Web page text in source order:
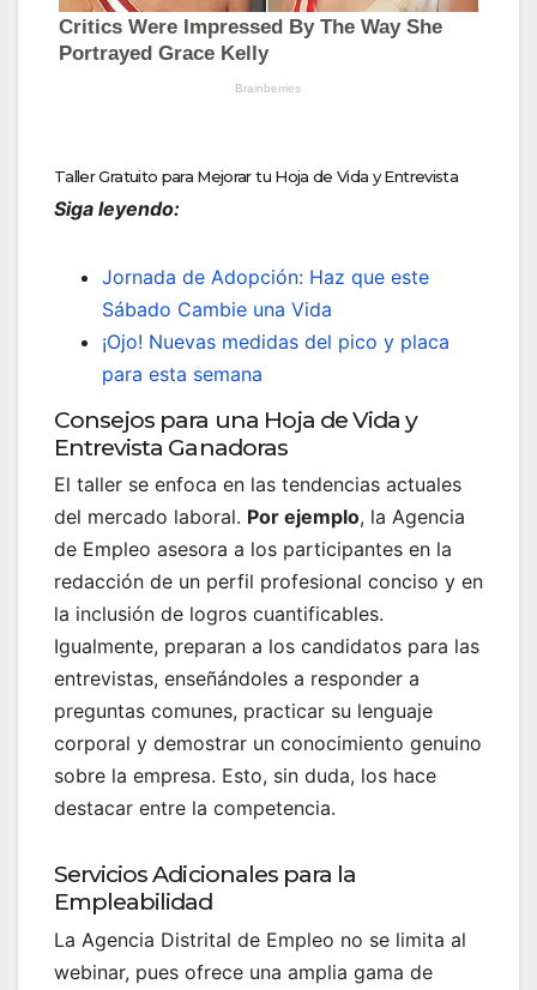
Taller Gratuito para Mejorar tu Hoja de Vida y Entrevista
Siga leyendo:
Jornada de Adopción: Haz que este
Sábado Cambie una Vida
¡Ojo! Nuevas medidas del pico y placa
para esta semana
Consejos para una Hoja de Vida y
Entrevista Ganadoras
El taller se enfoca en las tendencias actuales
del mercado laboral. Por ejemplo, la Agencia
de Empleo asesora a los participantes en la
redacción de un perfil profesional conciso y en
la inclusión de logros cuantificables.
Igualmente, preparan a los candidatos para las
entrevistas, enseñándoles a responder a
preguntas comunes, practicar su lenguaje
corporal y demostrar un conocimiento genuino
sobre la empresa. Esto, sin duda, los hace
destacar entre la competencia.
Servicios Adicionales para la
Empleabilidad
La Agencia Distrital de Empleo no se limita al
webinar, pues ofrece una amplia gama de